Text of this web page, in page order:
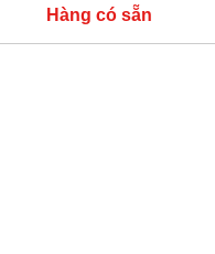
Hàng có sẵn